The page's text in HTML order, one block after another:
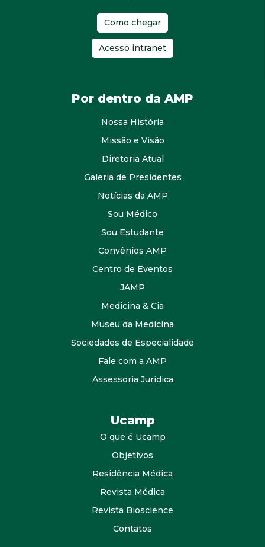
Como chegar
Acesso intranet
Por dentro da AMP
Nossa História
Missão e Visão
Diretoria Atual
Galeria de Presidentes
Notícias da AMP
Sou Médico
Sou Estudante
Convênios AMP
Centro de Eventos
JAMP
Medicina & Cia
Museu da Medicina
Sociedades de Especialidade
Fale com a AMP
Assessoria Jurídica
Ucamp
O que é Ucamp
Objetivos
Residência Médica
Revista Médica
Revista Bioscience
Contatos